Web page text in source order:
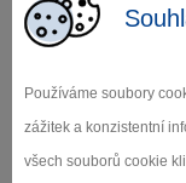
Používáme soubory
zážitek a konzistentní
všech souborů cookie